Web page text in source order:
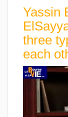
Yassin
three
each